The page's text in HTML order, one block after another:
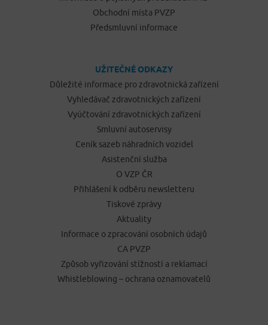
Obchodní místa PVZP
Předsmluvní informace
UŽITEČNÉ ODKAZY
Důležité informace pro zdravotnická zařízení
Vyhledávač zdravotnických zařízení
Vyúčtování zdravotnických zařízení
Smluvní autoservisy
Ceník sazeb náhradních vozidel
Asistenční služba
O VZP ČR
Přihlášení k odběru newsletteru
Tiskové zprávy
Aktuality
Informace o zpracování osobních údajů
CA PVZP
Způsob vyřizování stížností a reklamací
Whistleblowing – ochrana oznamovatelů